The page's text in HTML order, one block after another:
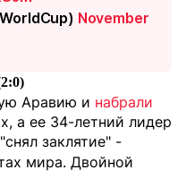
November
Аравию и набрали
а ее 34-летний лидер
заклятие" -
мира. Двойной